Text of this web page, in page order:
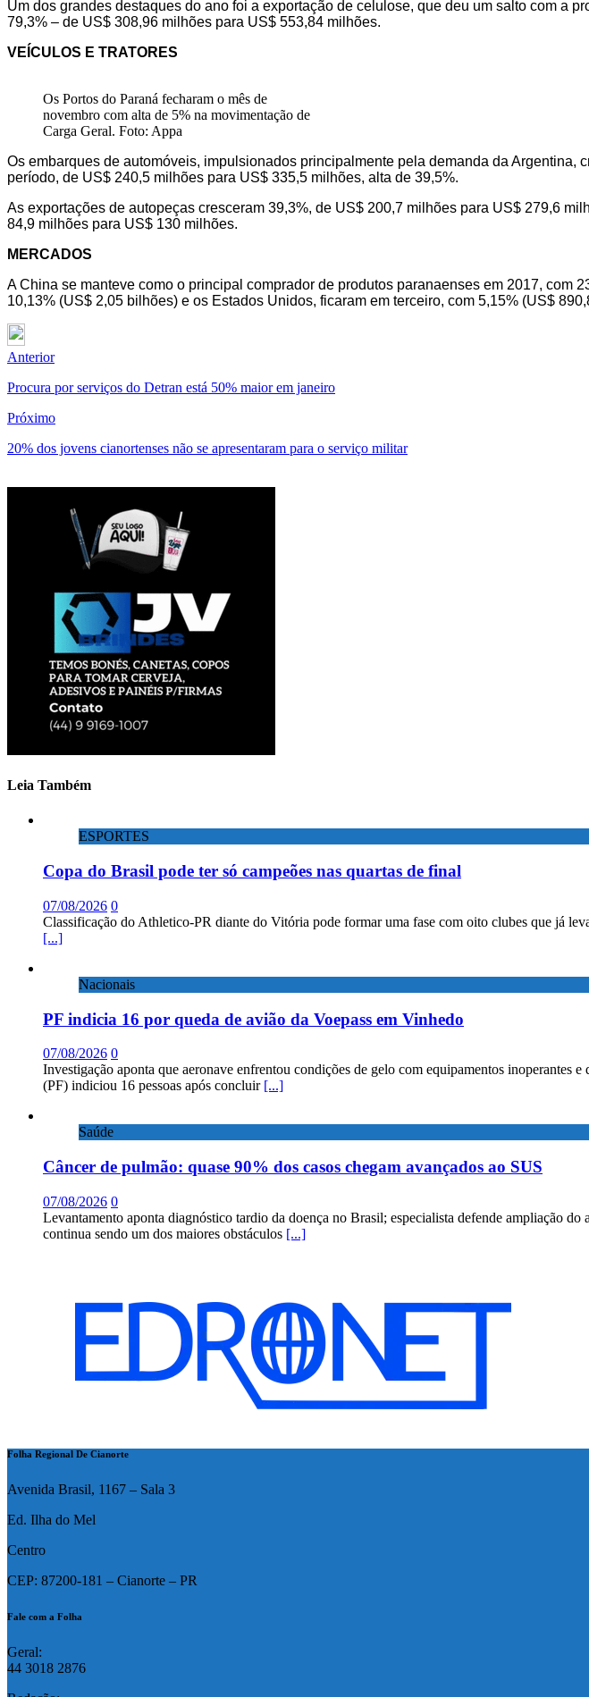
Um dos grandes destaques do ano foi a exportação de celulose, que deu um salto com a
79,3% – de US$ 308,96 milhões para US$ 553,84 milhões.
VEÍCULOS E TRATORES
Os Portos do Paraná fecharam o mês de
novembro com alta de 5% na movimentação de
Carga Geral. Foto: Appa
Os embarques de automóveis, impulsionados principalmente pela demanda da
período, de US$ 240,5 milhões para US$ 335,5 milhões, alta de 39,5%.
As exportações de autopeças cresceram 39,3%, de US$ 200,7 milhões para US$ 279,6
84,9 milhões para US$ 130 milhões.
MERCADOS
A China se manteve como o principal comprador de produtos paranaenses em 2017, com
10,13% (US$ 2,05 bilhões) e os Estados Unidos, ficaram em terceiro, com 5,15% (US$
Anterior
Procura por serviços do Detran está 50% maior em janeiro
Próximo
20% dos jovens cianortenses não se apresentaram para o serviço militar
Leia Também
ESPORTES
Copa do Brasil pode ter só campeões nas quartas de final
07/08/2026 0
Classificação do Athletico-PR diante do Vitória pode formar uma fase com oito clubes que já
[...]
Nacionais
PF indicia 16 por queda de avião da Voepass em Vinhedo
07/08/2026 0
Investigação aponta que aeronave enfrentou condições de gelo com equipamentos inoperantes
(PF) indiciou 16 pessoas após concluir [...]
Saúde
Câncer de pulmão: quase 90% dos casos chegam avançados ao SUS
07/08/2026 0
Levantamento aponta diagnóstico tardio da doença no Brasil; especialista defende ampliação
continua sendo um dos maiores obstáculos [...]
Folha Regional De Cianorte
Avenida Brasil, 1167 – Sala 3
Ed. Ilha do Mel
Centro
CEP: 87200-181 – Cianorte – PR
Fale com a Folha
Geral:
44 3018 2876